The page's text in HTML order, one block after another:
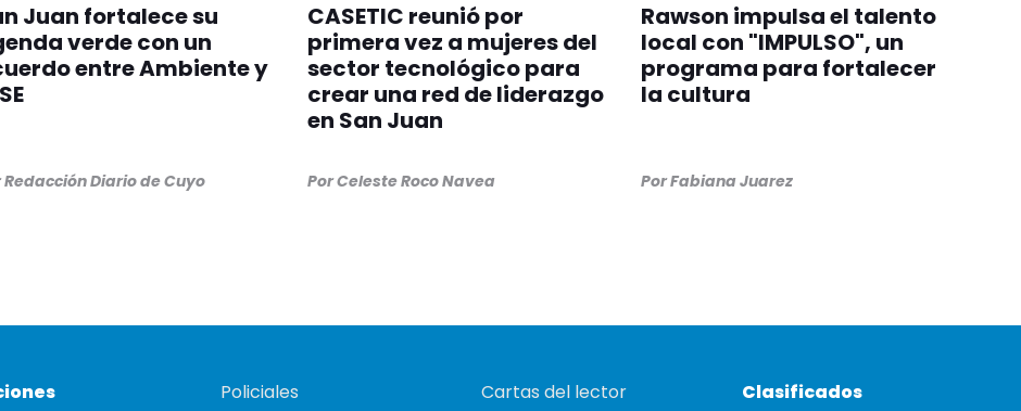
Juan fortalece su
verde con un
entre Ambiente y
Redacción Diario de Cuyo
CASETIC reunió por
primera vez a mujeres del
sector tecnológico para
crear una red de liderazgo
en San Juan
PorCeleste Roco Navea
Rawson impulsa el talento
local con "IMPULSO", un
programa para fortalecer
la cultura
PorFabiana Juarez
Policiales
Cartas del lector
Clasificados